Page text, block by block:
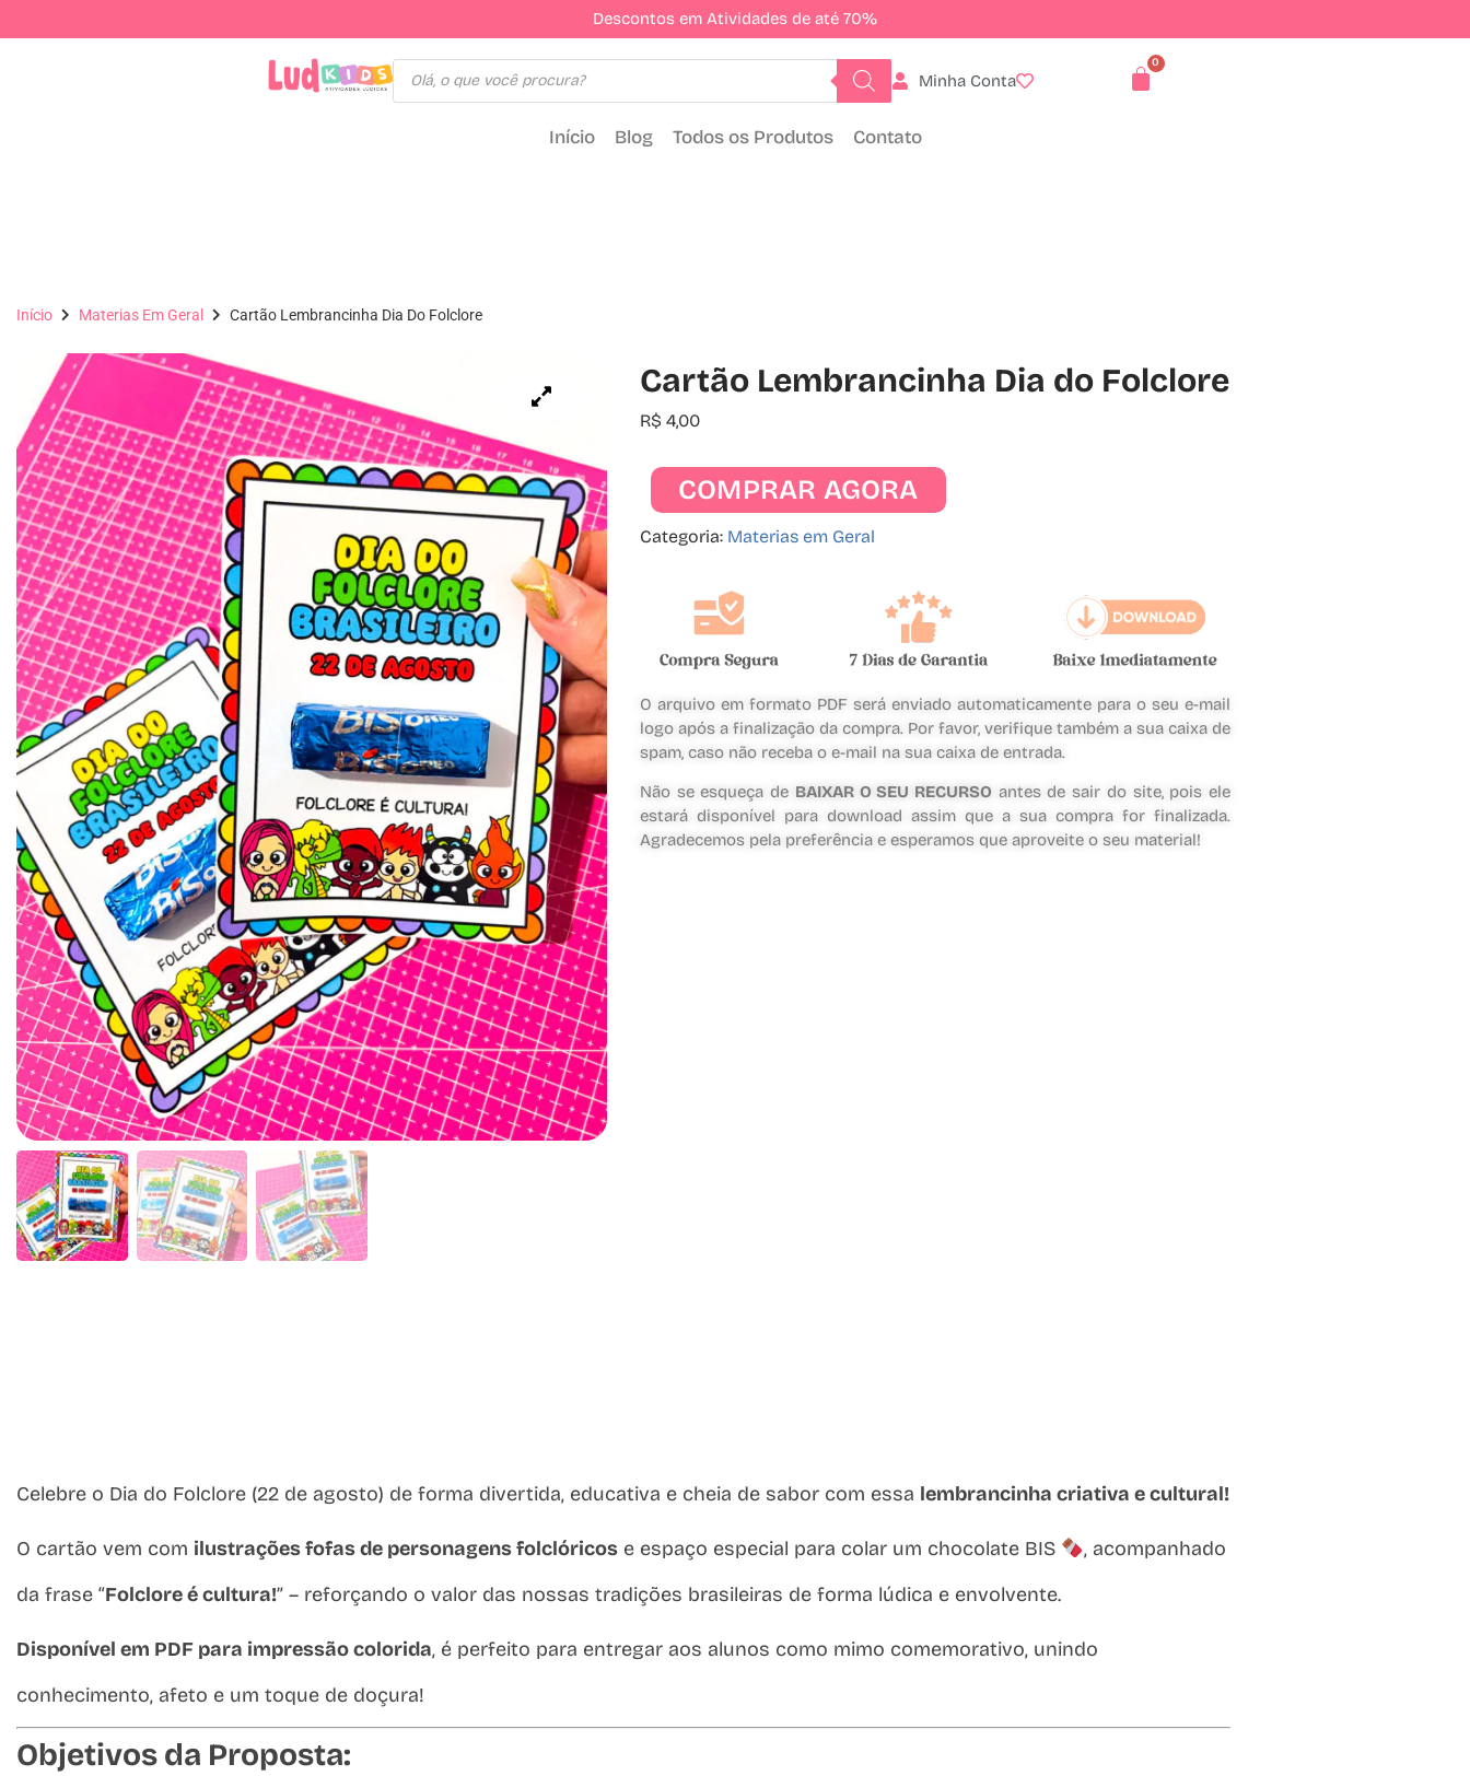
Descontos em Atividades de até 70%
Minha Conta
Início Blog Todos os Produtos Contato
Início Materias Em Geral Cartão Lembrancinha Dia Do Folclore
Cartão Lembrancinha Dia do Folclore
R$ 4,00
COMPRAR AGORA
Categoria: Materias em Geral
O arquivo em formato PDF será enviado automaticamente para o seu e-mail
logo após a finalização da compra. Por favor, verifique também a sua caixa de
spam, caso não receba o e-mail na sua caixa de entrada.
Não se esqueça de BAIXAR O SEU RECURSO antes de sair do site, pois ele
estará disponível para download assim que a sua compra for finalizada.
Agradecemos pela preferência e esperamos que aproveite o seu material!
Celebre o Dia do Folclore (22 de agosto) de forma divertida, educativa e cheia de sabor com essa lembrancinha criativa e cultural!
O cartão vem com ilustrações fofas de personagens folclóricos e espaço especial para colar um chocolate BIS
, acompanhado
da frase “Folclore é cultura!” – reforçando o valor das nossas tradições brasileiras de forma lúdica e envolvente.
Disponível em PDF para impressão colorida, é perfeito para entregar aos alunos como mimo comemorativo, unindo
conhecimento, afeto e um toque de doçura!
Objetivos da Proposta: